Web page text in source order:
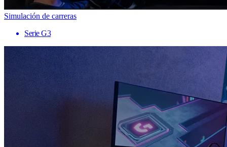
Simulación de carreras
Serie G3